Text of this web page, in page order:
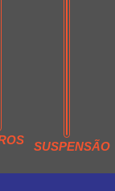
SUSPENSÃO